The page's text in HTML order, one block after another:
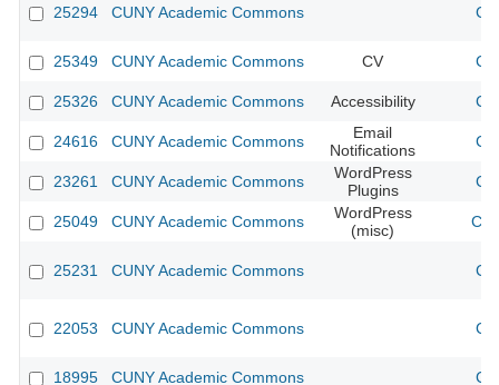
25294 CUNY Academic Commons
25349 CUNY Academic Commons CV
25326 CUNY Academic Commons Accessibility
24616 CUNY Academic Commons
Email
Notifications
23261 CUNY Academic Commons
WordPress
Plugins
25049 CUNY Academic Commons
WordPress
(misc)
25231 CUNY Academic Commons
22053 CUNY Academic Commons
18995 CUNY Academic Commons